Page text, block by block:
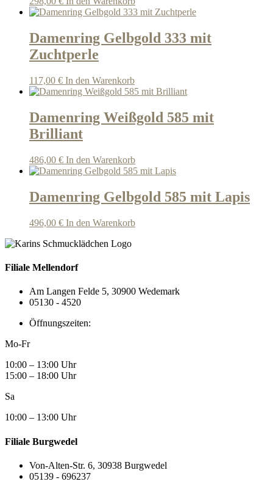
Damenring Gelbgold 333 mit
Zuchtperle
117,00 € In den Warenkorb
Damenring Weißgold 585 mit
Brilliant
486,00 € In den Warenkorb
Damenring Gelbgold 585 mit Lapis
496,00 € In den Warenkorb
Filiale Mellendorf
Am Langen Felde 5, 30900 Wedemark
05130 - 4520
Öffnungszeiten:
Mo-Fr
10:00 – 13:00 Uhr
15:00 – 18:00 Uhr
Sa
10:00 – 13:00 Uhr
Filiale Burgwedel
Von-Alten-Str. 6, 30938 Burgwedel
05139 - 696237